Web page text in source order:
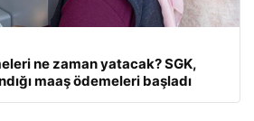
ne zaman yatacak? SGK,
maaş ödemeleri başladı